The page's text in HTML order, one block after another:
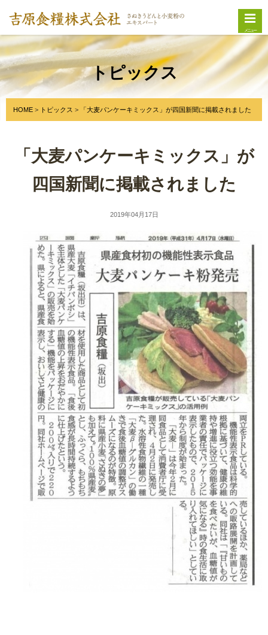
メニュー
トピックス
HOME トピックス 「大麦パンケーキミックス」が四国新聞に掲載されました
「大麦パンケーキミックス」が
四国新聞に掲載されました
2019年04月17日